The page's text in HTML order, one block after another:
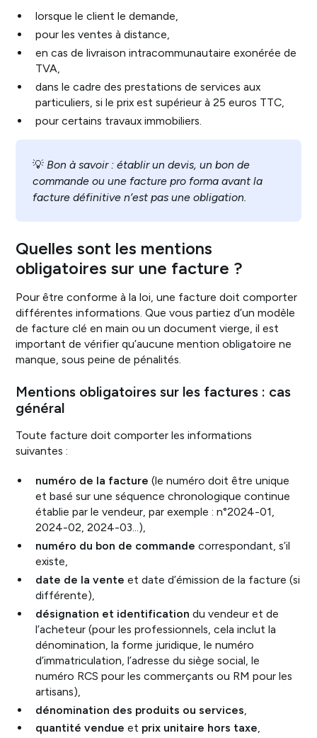
lorsque le client le demande,
pour les ventes à distance,
en cas de livraison intracommunautaire exonérée de
TVA,
dans le cadre des prestations de services aux
particuliers, si le prix est supérieur à 25 euros TTC,
pour certains travaux immobiliers.
💡 Bon à savoir : établir un devis, un bon de
commande ou une facture pro forma avant la
facture définitive n’est pas une obligation.
Quelles sont les mentions
obligatoires sur une facture ?
Pour être conforme à la loi, une facture doit comporter
différentes informations. Que vous partiez d’un modèle
de facture clé en main ou un document vierge, il est
important de vérifier qu’aucune mention obligatoire ne
manque, sous peine de pénalités.
Mentions obligatoires sur les factures : cas
général
Toute facture doit comporter les informations
suivantes :
numéro de la facture (le numéro doit être unique
et basé sur une séquence chronologique continue
établie par le vendeur, par exemple : n°2024-01,
2024-02, 2024-03…),
numéro du bon de commande correspondant, s’il
existe,
date de la vente et date d’émission de la facture (si
différente),
désignation et identification du vendeur et de
l’acheteur (pour les professionnels, cela inclut la
dénomination, la forme juridique, le numéro
d’immatriculation, l’adresse du siège social, le
numéro RCS pour les commerçants ou RM pour les
artisans),
dénomination des produits ou services
quantité vendue et prix unitaire hors taxe,